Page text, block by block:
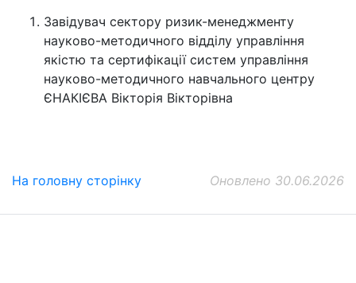
Завідувач сектору ризик-менеджменту
науково-методичного відділу управління
якістю та сертифікації систем управління
науково-методичного навчального центру
ЄНАКІЄВА Вікторія Вікторівна
На головну сторінку Оновлено 30.06.2026